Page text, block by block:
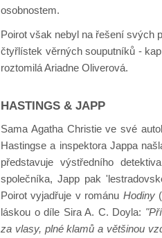
osobnostem.
Poirot však nebyl na řešení svých
čtyřlístek věrných souputníků -
roztomilá Ariadne Oliverová.
HASTINGS & JAPP
Sama Agatha Christie ve své
Hastingse a inspektora Jappa
představuje výstředního
společníka, Japp pak
Poirot vyjadřuje v románu Hodiny
láskou o díle Sira A. C. Doyla:
za vlasy, plné klamů a většinou